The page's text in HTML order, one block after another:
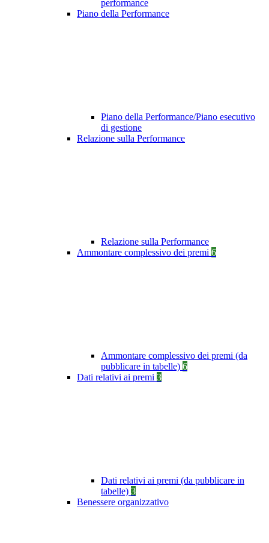
performance
Piano della Performance
Piano della Performance/Piano esecutivo
di gestione
Relazione sulla Performance
Relazione sulla Performance
Ammontare complessivo dei premi 6
Ammontare complessivo dei premi (da
pubblicare in tabelle) 6
Dati relativi ai premi 3
Dati relativi ai premi (da pubblicare in
tabelle) 3
Benessere organizzativo